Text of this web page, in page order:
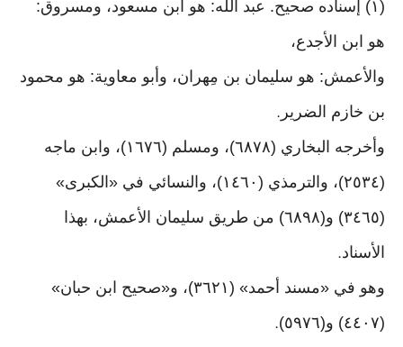
(١) إسناده صحيح. عبد الله: هو ابن مسعود، ومسروق:
هو ابن الأجدع،
والأعمش: هو سليمان بن مِهران، وأبو معاوية: هو محمود
بن خازم الضرير .
وأخرجه البخاري (٦٨٧٨)، ومسلم (١٦٧٦)، وابن ماجه
(٢٥٣٤)، والترمذي (١٤٦٠)، والنسائي في «الكبرى»
(٣٤٦٥) و(٦٨٩٨) من طريق سليمان الأعمش، بهذا
الأسناد.
وهو في «مسند أحمد» (٣٦٢١)، و«صحيح ابن حبان»
(٤٤٠٧) و(٥٩٧٦)
.